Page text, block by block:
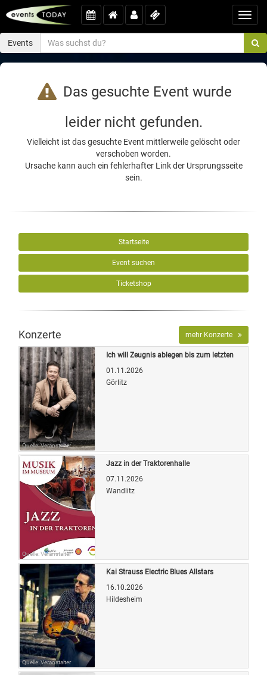
Events
Das gesuchte Event wurde
leider nicht gefunden.
Vielleicht ist das gesuchte Event mittlerweile gelöscht oder
verschoben worden.
Ursache kann auch ein fehlerhafter Link der Ursprungsseite
sein.
Startseite
Event suchen
Ticketshop
Konzerte mehr Konzerte
Quelle: Veranstalter
Ich will Zeugnis ablegen bis zum letzten
01.11.2026
Görlitz
Quelle: Veranstalter
Jazz in der Traktorenhalle
07.11.2026
Wandlitz
Quelle: Veranstalter
Kai Strauss Electric Blues Allstars
16.10.2026
Hildesheim